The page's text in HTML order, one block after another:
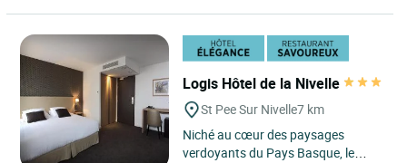
Logis Hôtel de la Nivelle
St Pee Sur Nivelle7 km
Niché au cœur des paysages
verdoyants du Pays Basque, le